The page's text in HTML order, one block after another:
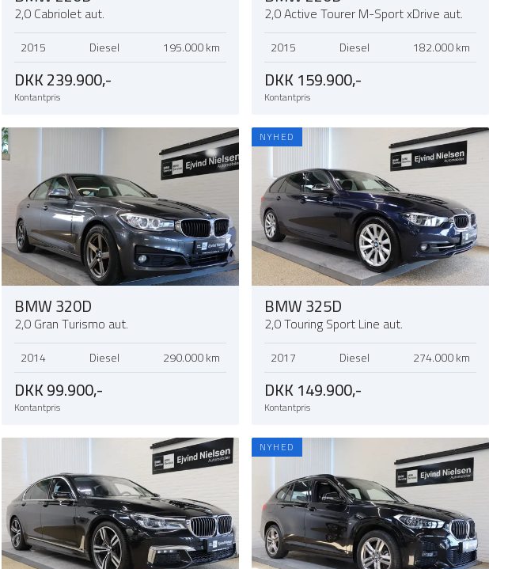
2,0 Cabriolet aut.
2015 Diesel 195.000 km
DKK 239.900,-
Kontantpris
2,0 Active Tourer M-Sport xDrive aut.
2015 Diesel 182.000 km
DKK 159.900,-
Kontantpris
BMW 320D
2,0 Gran Turismo aut.
2014 Diesel 290.000 km
DKK 99.900,-
Kontantpris
NYHED
BMW 325D
2,0 Touring Sport Line aut.
2017 Diesel 274.000 km
DKK 149.900,-
Kontantpris
NYHED